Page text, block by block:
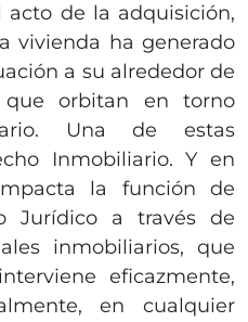
acto de la adquisición,
vivienda ha generado
a su alrededor de
que orbitan en torno
Una de estas
Inmobiliario. Y en
la función de
Jurídico a través de
inmobiliarios, que
eficazmente,
en cualquier